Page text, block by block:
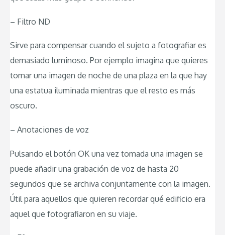
– Filtro ND
Sirve para compensar cuando el sujeto a fotografiar es
demasiado luminoso. Por ejemplo imagina que quieres
tomar una imagen de noche de una plaza en la que hay
una estatua iluminada mientras que el resto es más
oscuro.
– Anotaciones de voz
Pulsando el botón OK una vez tomada una imagen se
puede añadir una grabación de voz de hasta 20
segundos que se archiva conjuntamente con la imagen.
Útil para aquellos que quieren recordar qué edificio era
aquel que fotografiaron en su viaje.